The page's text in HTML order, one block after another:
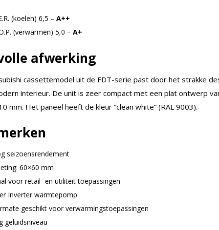
(koelen) 6,5 – A++
(verwarmen) 5,0 – A+
afwerking
cassettemodel uit de FDT-serie past door het strakke
interieur. De unit is zeer compact met een plat ontwerp
mm. Het paneel heeft de kleur “clean white” (RAL 9003).
seizoensrendement
60×60 mm
voor retail- en utiliteit toepassingen
Inverter warmtepomp
geschikt voor verwarmingstoepassingen
geluidsniveau